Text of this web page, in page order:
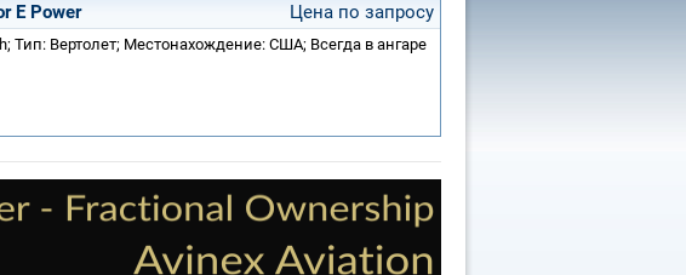
E Power Цена по запросу
Тип: Вертолет; Местонахождение: США; Всегда в ангаре